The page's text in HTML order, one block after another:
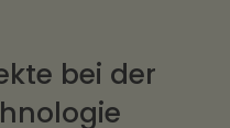
bei der